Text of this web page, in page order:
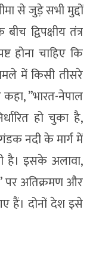
से जुड़े सभी मुद्दों
द्विपक्षीय तंत्र
होना चाहिए कि
में किसी तीसरे
”भारत-नेपाल
हो चुका है,
नदी के मार्ग में
है। इसके अलावा,
पर अतिक्रमण और
हैं। दोनों देश इसे